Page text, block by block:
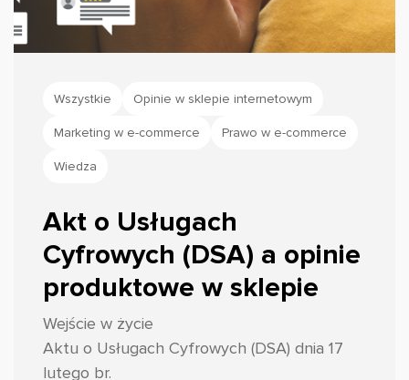
Wszystkie Opinie w sklepie internetowym
Marketing w e-commerce Prawo w e-commerce
Wiedza
Akt o Usługach
Cyfrowych (DSA) a opinie
produktowe w sklepie
Wejście w życie
Aktu o Usługach Cyfrowych (DSA) dnia 17
lutego br.